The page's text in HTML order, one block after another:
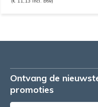
Ontvang de
promoties